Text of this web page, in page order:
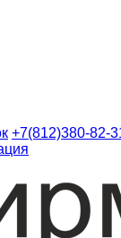
+7(812)380-82-